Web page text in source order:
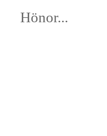
Hönor...